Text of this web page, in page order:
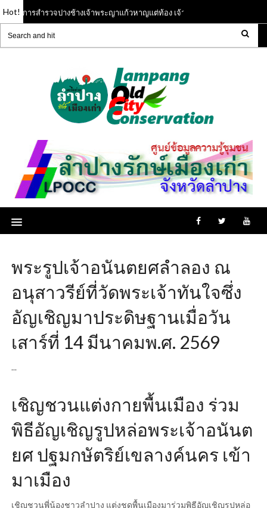
Hot!
2026 การสำรวจปางช้างเจ้าพระญาแก้วหาญแต่ท้อง เจ้านครลำปาง ( พ.ศ.๑๙๘๕
พระรูปเจ้าอนันตยศลำลอง ณ
อนุสาวรีย์ที่วัดพระเจ้าทันใจซึ่ง
อัญเชิญมาประดิษฐานเมื่อวัน
เสาร์ที่ 14 มีนาคมพ.ศ. 2569
...
เชิญชวนแต่งกายพื้นเมือง ร่วม
พิธีอัญเชิญรูปหล่อพระเจ้าอนันต
ยศ ปฐมกษัตริย์เขลางค์นคร เข้า
มาเมือง
เชิญชวนพี่น้องชาวลำปาง แต่งชุดพื้นเมืองมาร่วมพิธีอัญเชิญรูปหล่อ